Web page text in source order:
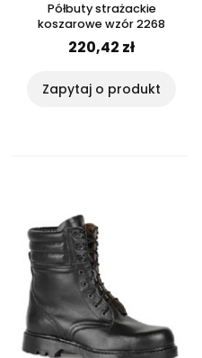
Półbuty strażackie
koszarowe wzór 2268
220,42 zł
Zapytaj o produkt